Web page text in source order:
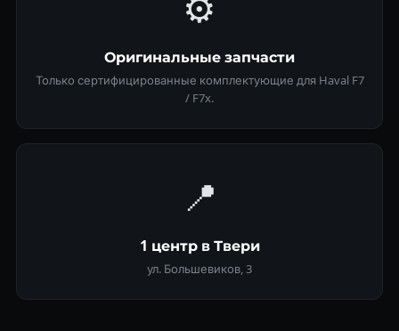
Оригинальные запчасти
Только сертифицированные комплектующие для Haval F7
/ F7x.
📍
1 центр в Твери
ул. Большевиков, 3